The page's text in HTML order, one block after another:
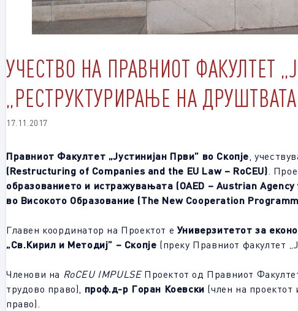
УЧЕСТВО НА ПРАВНИОТ ФАКУЛТЕТ
„РЕСТРУКТУРИРАЊЕ НА
17.11.2017
Правниот Факултет „Јустинијан Први” во Скопје,
(Restructuring of Companies and the EU Law – RoCEU).
образованието и истражувањата (OAED – Austrian
во Високото Образование (The New Cooperation
Главен координатор на Проектот еУниверзитетот за
„Св.Кирил и Методиј” – Скопје (преку Правниот факултет
Членови на RoCEU IMPULSEПроектот од Правниот
трудово право), проф.д-р Горан Коевски (член на
право).